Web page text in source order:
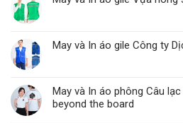
May và In áo gile Công ty
May và In áo phông Câu
beyond the board